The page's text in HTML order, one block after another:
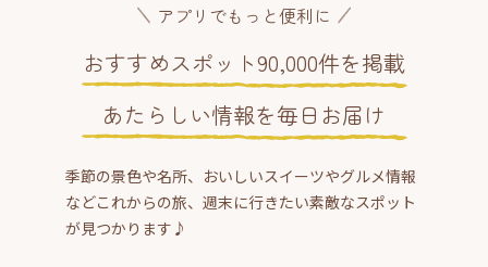
アプリでもっと便利に
おすすめスポット90,000件を掲載
あたらしい情報を毎日お届け
季節の景色や名所、おいしいスイーツやグルメ情報
などこれからの旅、週末に行きたい素敵なスポット
が見つかります♪